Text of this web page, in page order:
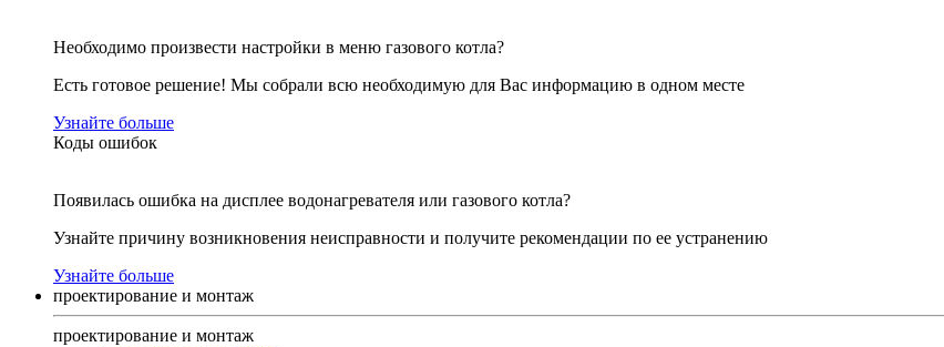
Необходимо произвести настройки в меню газового котла?
Есть готовое решение! Мы собрали всю необходимую для Вас информацию в одном месте
Узнайте больше
Коды ошибок
Появилась ошибка на дисплее водонагревателя или газового котла?
Узнайте причину возникновения неисправности и получите рекомендации по ее устранению
Узнайте больше
проектирование и монтаж
проектирование и монтаж